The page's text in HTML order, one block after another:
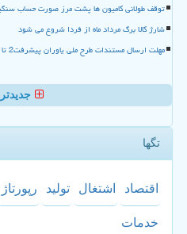
توقف طولانی کامیون ها پشت مرز صورت حساب
شارژ کالا برگ مرداد ماه از فردا شروع می شود
مهلت ارسال مستندات طرح ملی یاوران پیشرفت2 تا 20 مرداد تمدید گردید
تگها
اقتصاد اشتغال تولید رپورتاژ
خدمات